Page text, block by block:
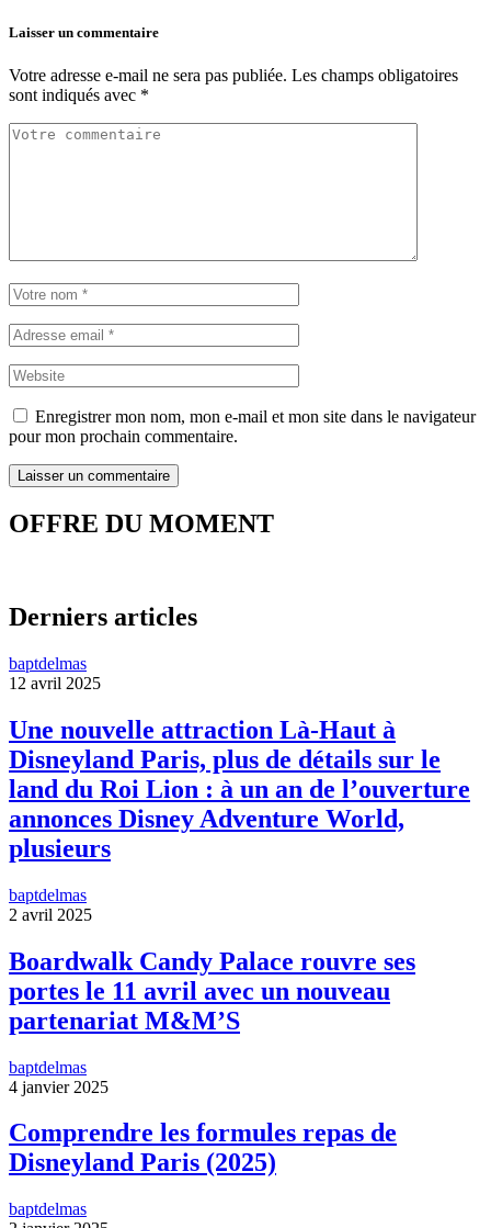
Laisser un commentaire
Votre adresse e-mail ne sera pas publiée. Les champs obligatoires
sont indiqués avec *
Enregistrer mon nom, mon e-mail et mon site dans le navigateur
pour mon prochain commentaire.
OFFRE DU MOMENT
Derniers articles
baptdelmas
12 avril 2025
Une nouvelle attraction Là-Haut à
Disneyland Paris, plus de détails sur le
land du Roi Lion : à un an de l’ouverture
annonces Disney Adventure World,
plusieurs
baptdelmas
2 avril 2025
Boardwalk Candy Palace rouvre ses
portes le 11 avril avec un nouveau
partenariat M&M’S
baptdelmas
4 janvier 2025
Comprendre les formules repas de
Disneyland Paris (2025)
baptdelmas